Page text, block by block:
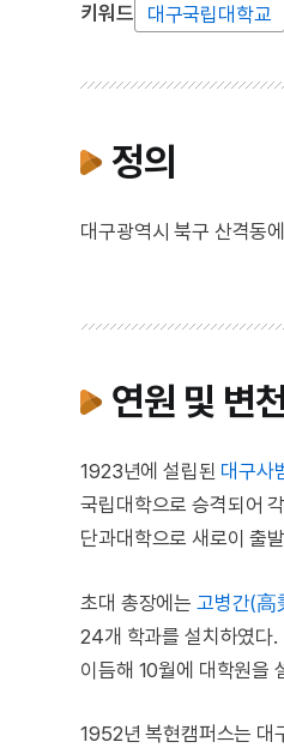
키워드 대구국립대학교
정의
대구광역시 북구 산격동
연원 및 변
1923년에 설립된 대구사
국립대학으로 승격되어
단과대학으로 새로이 출
초대 총장에는 고병간(高
24개 학과를 설치하였다.
이듬해 10월에 대학원을
1952년 복현캠퍼스는 대